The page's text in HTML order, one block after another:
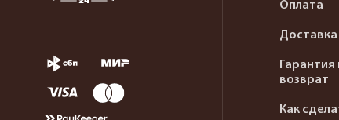
Оплата
Доставка
Гарантия
возврат
Как